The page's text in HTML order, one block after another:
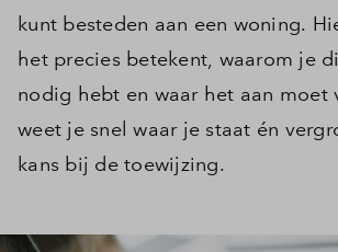
kunt besteden aan een woning.
het precies betekent, waarom je
nodig hebt en waar het aan moet
weet je snel waar je staat én
kans bij de toewijzing.